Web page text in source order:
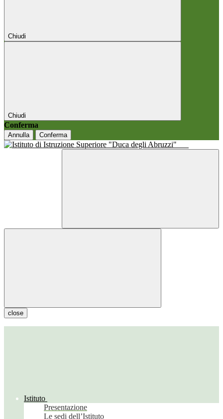
Chiudi
Chiudi
Conferma
Annulla Conferma
close
Istituto
Presentazione
Le sedi dell’Istituto